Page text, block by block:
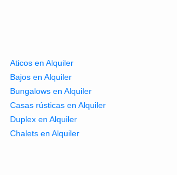
Aticos en Alquiler
Bajos en Alquiler
Bungalows en Alquiler
Casas rústicas en Alquiler
Duplex en Alquiler
Chalets en Alquiler